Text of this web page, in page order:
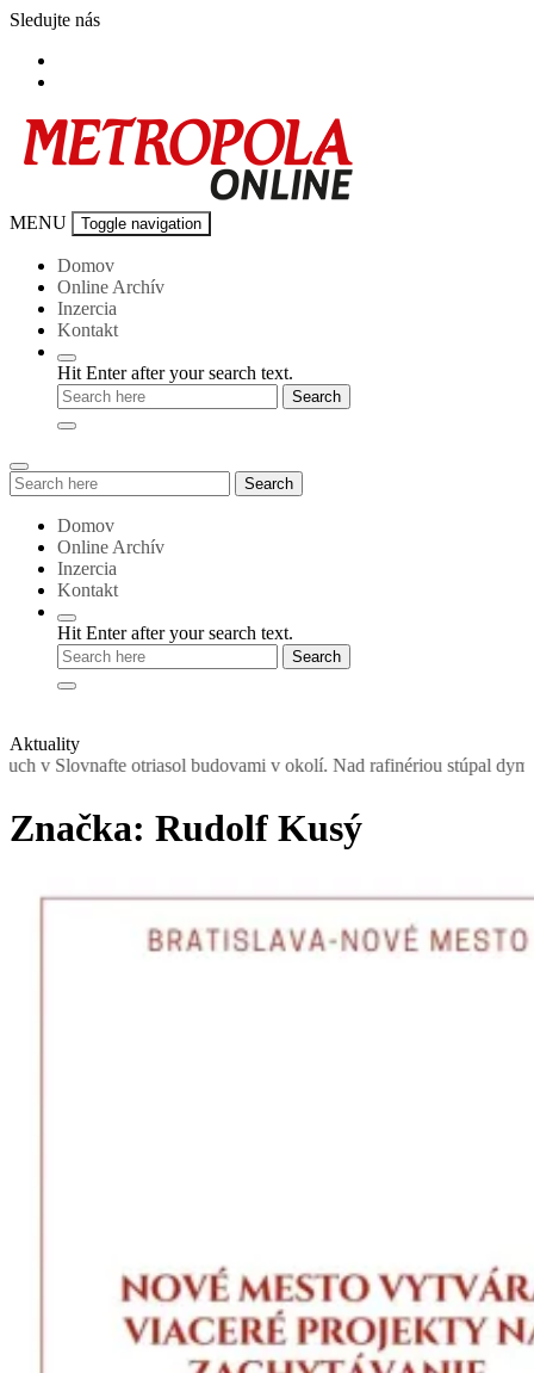
Skip
content
Sledujte nás
Metropola-
MENU Toggle navigation
Domov
Online Archív
Inzercia
Kontakt
Hit Enter after your search text.
Search
for:
Search
Domov
Online Archív
Inzercia
Kontakt
Hit Enter after your search text.
Aktuality
budovami v okolí. Nad rafinériou stúpal dym, obyvateľom
Značka: Rudolf Kusý